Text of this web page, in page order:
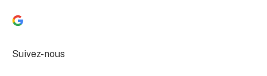
Suivez-nous